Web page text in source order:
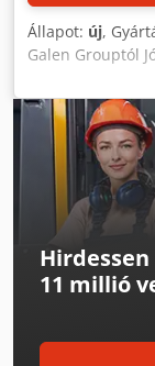
Állapot: új,
Galen Grouptól
Aceurlznoaof
a piaci
tartozék a
sokkal
kalapács a
rendszert
Hirdessen
11 millió